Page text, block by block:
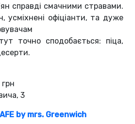
справді смачними стравами.
усміхнені офіціанти, та дуже
тут точно сподобається: піца,
3
by mrs. Greenwich